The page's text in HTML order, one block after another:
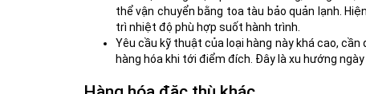
thể vận chuyển bằng toa tàu bảo quản lạnh.
trì nhiệt độ phù hợp suốt hành trình.
Yêu cầu kỹ thuật của loại hàng này khá cao,
hàng hóa khi tới điểm đích. Đây là xu hướng